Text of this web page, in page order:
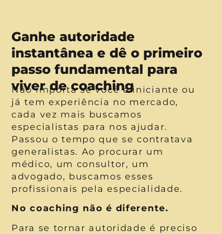
Ganhe autoridade
instantânea e dê o primeiro
passo fundamental para
viver de coaching
Não importa se você é iniciante ou
já tem experiência no mercado,
cada vez mais buscamos
especialistas para nos ajudar.
Passou o tempo que se contratava
generalistas. Ao procurar um
médico, um consultor, um
advogado, buscamos esses
profissionais pela especialidade.
No coaching não é diferente.
Para se tornar autoridade é preciso